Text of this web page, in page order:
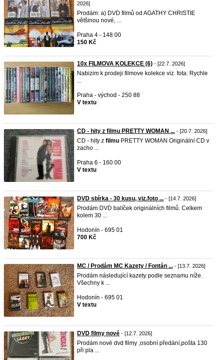
2026]
Prodám: a) DVD filmů od AGATHY CHRISTIE
většinou nové, ...
Praha 4 - 148 00
150 Kč
10x FILMOVA KOLEKCE (6) - [22.7. 2026]
Nabizim k prodeji filmove kolekce viz. fota: Rychle
...
Praha - východ - 250 88
V textu
CD - hity z filmu PRETTY WOMAN ... - [20.7. 2026]
CD - hity z filmu PRETTY WOMAN Originální CD v
zacho ...
Praha 6 - 160 00
V textu
DVD sbírka - 30 kusu, viz.foto ... - [14.7. 2026]
Prodám DVD balíček originálních filmů. Celkem
kolem 30 ...
Hodonín - 695 01
700 Kč
MC / Prodám MC Kazety / Fontán ... - [13.7. 2026]
Prodám následující kazety podle seznamu níže.
Všechny k ...
Hodonín - 695 01
V textu
DVD filmy nové - [12.7. 2026]
Prodám nové dvd filmy ,osobní předání,pošta 130
při pla ...